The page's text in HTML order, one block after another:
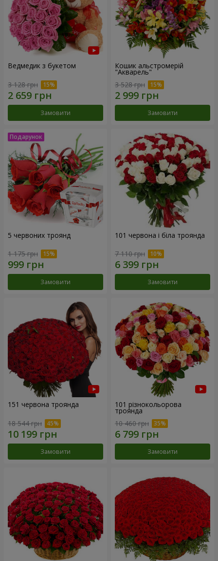
Ведмедик з букетом
3 128 грн
Замовити
Кошик альстромерій
"Акварель"
3 528 грн
Замовити
5 червоних троянд
1 175 грн
Замовити
101 червона і біла троянда
7 110 грн
Замовити
151 червона троянда
18 544 грн
Замовити
101 різнокольорова
троянда
10 460 грн
Замовити